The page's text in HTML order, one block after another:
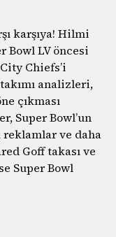
karşıya! Hilmi
Bowl LV öncesi
Chiefs’i
analizleri,
çıkması
Super Bowl’un
reklamlar ve daha
Goff takası ve
Super Bowl